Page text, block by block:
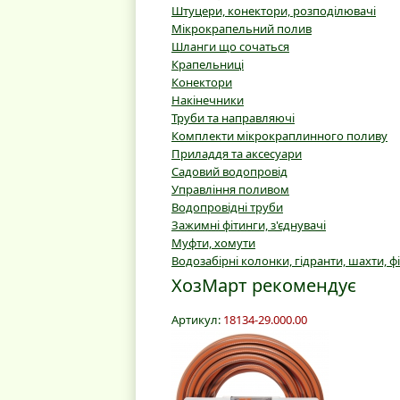
Штуцери, конектори, розподілювачі
Мікрокрапельний полив
Шланги що сочаться
Крапельниці
Конектори
Накінечники
Труби та направляючі
Комплекти мікрокраплинного поливу
Приладдя та аксесуари
Садовий водопровід
Управління поливом
Водопровідні труби
Зажимні фітинги, з'єднувачі
Муфти, хомути
Водозабірні колонки, гідранти, шахти,
ХозМарт рекомендує
Артикул: 18134-29.000.00